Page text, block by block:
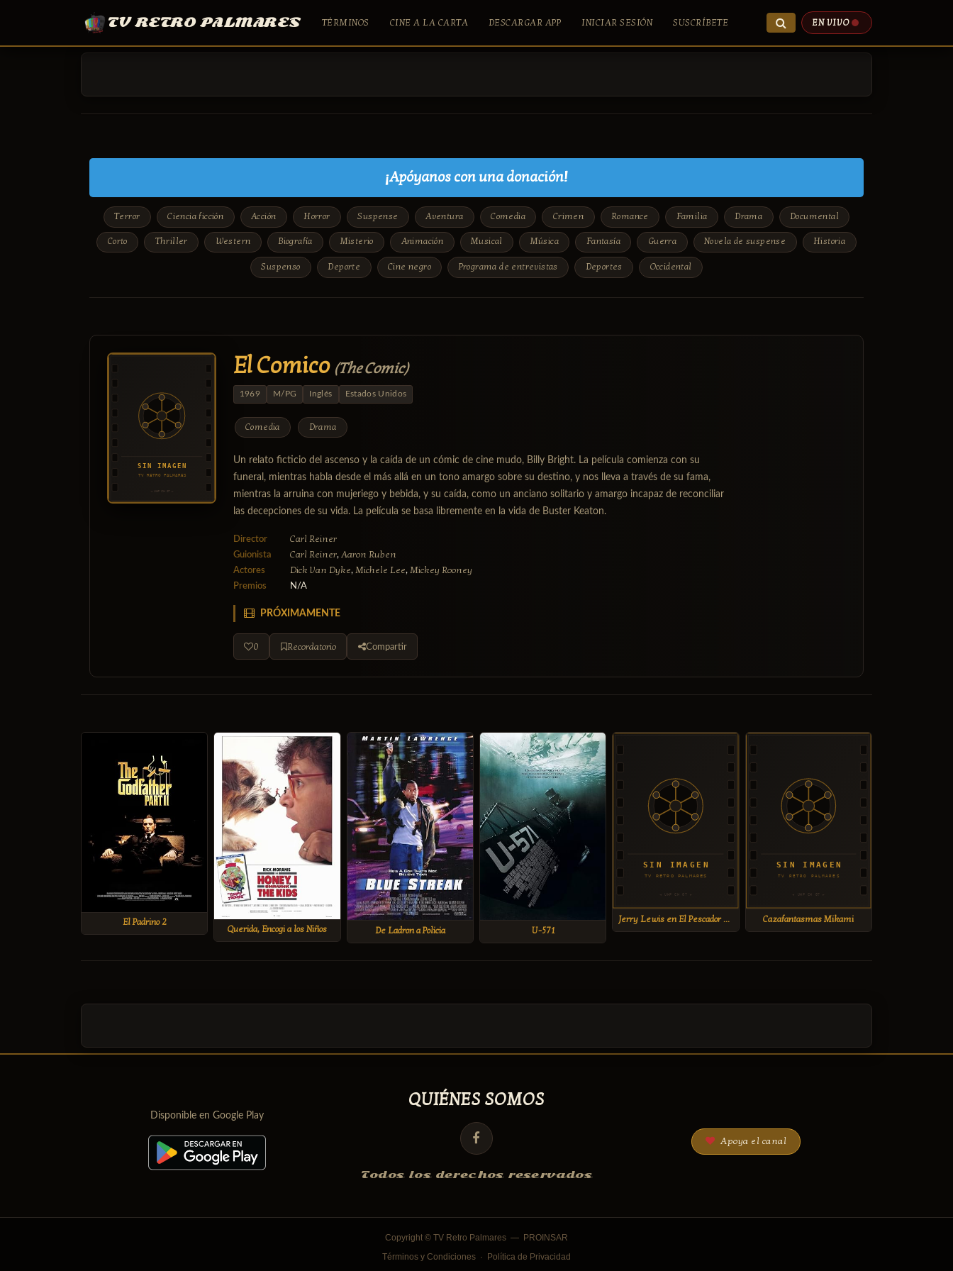
TV RETRO PALMARES TÉRMINOS CINE A LA CARTA DESCARGAR APP INICIAR SESIÓN SUSCRÍBETE EN VIVO
¡Apóyanos con una donación!
Terror Ciencia ficción Acción Horror Suspense Aventura Comedia Crimen Romance Familia Drama Documental
Corto Thriller Western Biografía Misterio Animación Musical Música Fantasía Guerra Novela de suspense Historia
Suspenso Deporte Cine negro Programa de entrevistas Deportes Occidental
El Comico (The Comic)
1969 M/PG Inglés Estados Unidos
Comedia Drama
Un relato ficticio del ascenso y la caída de un cómic de cine mudo, Billy Bright. La película comienza con su
funeral, mientras habla desde el más allá en un tono amargo sobre su destino, y nos lleva a través de su fama,
mientras la arruina con mujeriego y bebida, y su caída, como un anciano solitario y amargo incapaz de reconciliar
las decepciones de su vida. La película se basa libremente en la vida de Buster Keaton.
Director Carl Reiner
Guionista Carl Reiner, Aaron Ruben
Actores Dick Van Dyke, Michele Lee, Mickey Rooney
Premios N/A
PRÓXIMAMENTE
0 Recordatorio Compartir
El Padrino 2
Querida, Encogi a los Niños De Ladron a Policia U-571
Jerry Lewis en El Pescador Pescado Cazafantasmas Mikami
Disponible en Google Play
QUIÉNES SOMOS
Todos los derechos reservados
Apoya el canal
Copyright © TV Retro Palmares — PROINSAR
Términos y Condiciones · Política de Privacidad